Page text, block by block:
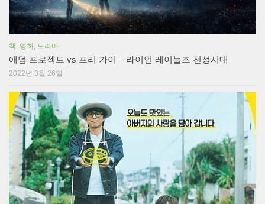
책, 영화, 드라마
애덤 프로젝트 vs 프리 가이 – 라이언 레이놀즈 전성시대
2022년 3월 26일